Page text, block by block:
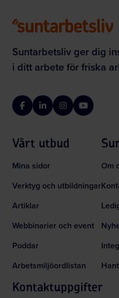
Suntarbetsliv ger dig
i ditt arbete för friska
FacebookLinkedInInstagramYouTube
Vårt utbud
Mina sidor
Verktyg och utbildningar
Artiklar
Webbinarier och event
Poddar
Arbetsmiljöordlistan
Om
Kontaktuppgifter